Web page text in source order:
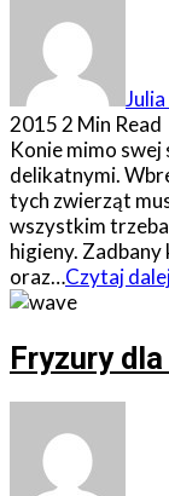
2015 2 Min Read
Konie mimo swej
delikatnymi.
tych zwierząt
wszystkim
higieny. Zadbany
oraz…Czytaj
Fryzury